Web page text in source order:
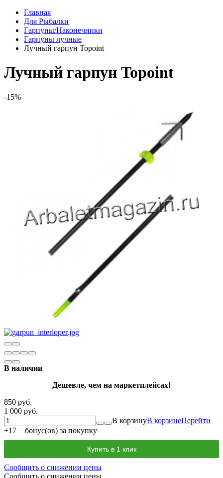
Главная
Для Рыбалки
Гарпуны/Наконечники
Гарпуны лучные
Лучный гарпун Topoint
Лучный гарпун Topoint
-15%
В наличии
Дешевле, чем на маркетплейсах!
850 руб.
1 000 руб.
В корзинуВ корзинеПерейти
+17 бонус(ов) за покупку
Купить в 1 клик
Сообщить о снижении цены
Сообщить о снижении цены